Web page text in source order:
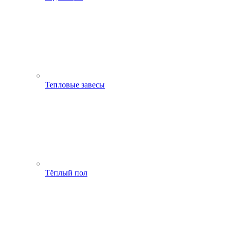
Тепловые завесы
Тёплый пол